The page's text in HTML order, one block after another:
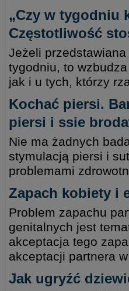
„Czy w tygodniu
Częstotliwość
Jeżeli przedstawiana
tygodniu, to
jak i u tych, którzy
Kochać piersi.
piersi i ssie
Nie ma żadnych
stymulacją piersi i
problemami
Zapach kobiety i
Problem zapachu
genitalnych jest
akceptacja tego
akceptacji partnera
Jak ugryźć